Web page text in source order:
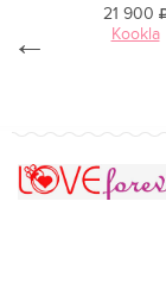
21 900
Kookla
←